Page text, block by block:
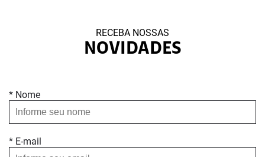
RECEBA NOSSAS
NOVIDADES
* Nome
* E-mail